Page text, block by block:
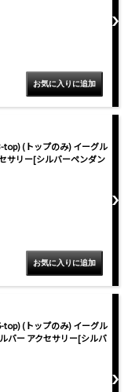
top) (トップのみ) イーグル
サリー[シルバーペンダン
top) (トップのみ) イーグル
バー アクセサリー[シルバ